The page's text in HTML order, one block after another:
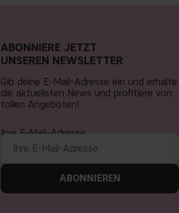
ABONNIERE JETZT
UNSEREN NEWSLETTER
Gib deine E-Mail-Adresse ein und erhalte
die aktuellsten News und profitiere von
tollen Angeboten!
Ihre E-Mail-Adresse
ABONNIEREN